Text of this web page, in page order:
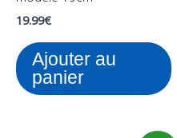
19.99€
Ajouter au
panier